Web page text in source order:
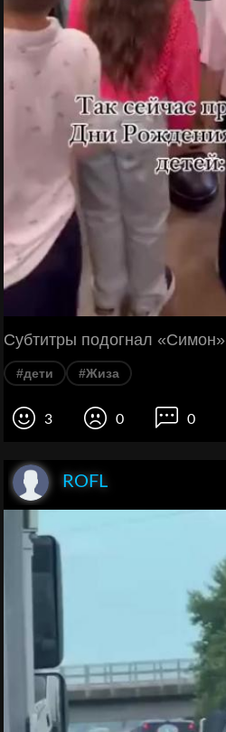
Субтитры подогнал «Симон»
#дети #Жиза
3 0 0
ROFL